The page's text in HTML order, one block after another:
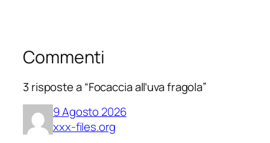
Commenti
3 risposte a “Focaccia all’uva fragola”
9 Agosto 2026
xxx-files.org